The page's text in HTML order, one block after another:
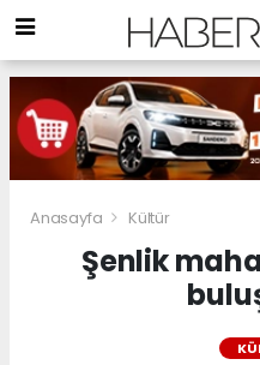
Anasayfa Kültür
Şenlik